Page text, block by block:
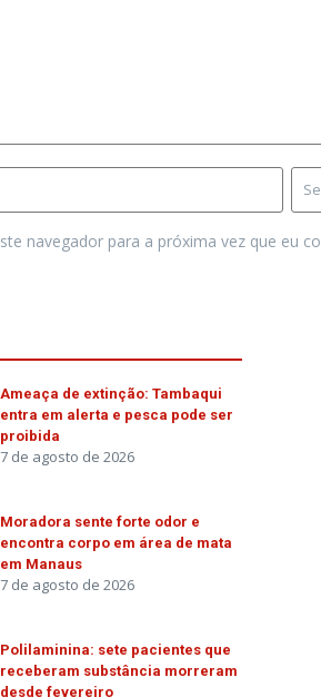
navegador para a próxima vez que eu
Ameaça de extinção: Tambaqui
entra em alerta e pesca pode ser
proibida
7 de agosto de 2026
Moradora sente forte odor e
encontra corpo em área de mata
em Manaus
7 de agosto de 2026
Polilaminina: sete pacientes que
receberam substância morreram
desde fevereiro